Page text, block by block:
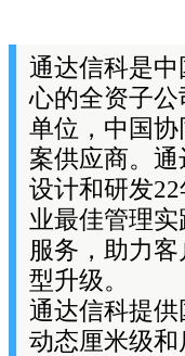
通达信科是
心的全资子
单位，中国
案供应商。
设计和研发
业最佳管理
服务，助力
型升级。
通达信科提
动态厘米级